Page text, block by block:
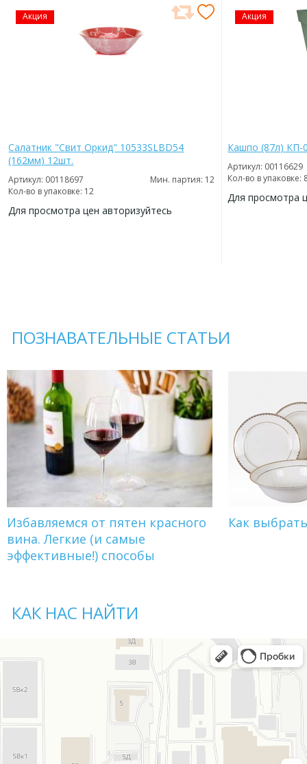
Акция
Салатник "Свит Оркид" 10533SLBD54
(162мм) 12шт.
Артикул: 00118697
Мин. партия: 12
Кол-во в упаковке: 12
Для просмотра цен авторизуйтесь
Акция
Кашпо (87л) КП-
Артикул: 00116629
Кол-во в упаковке:
Для просмотра
ПОЗНАВАТЕЛЬНЫЕ СТАТЬИ
Избавляемся от пятен красного
вина. Легкие (и самые
эффективные!) способы
Как
КАК НАС НАЙТИ